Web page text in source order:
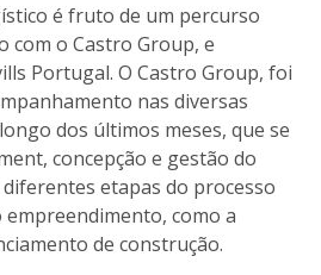
é fruto de um percurso
com o Castro Group, e
Portugal. O Castro Group, foi
nas diversas
dos últimos meses, que se
concepção e gestão do
etapas do processo
como a
de construção.